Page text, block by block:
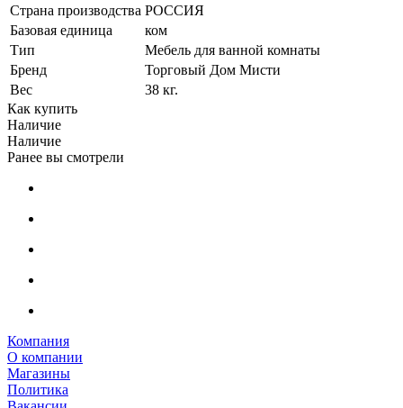
Страна производства РОССИЯ
Базовая единица
ком
Тип
Мебель для ванной комнаты
Бренд
Торговый Дом Мисти
Вес
38 кг.
Как купить
Наличие
Наличие
Ранее вы смотрели
Компания
О компании
Магазины
Политика